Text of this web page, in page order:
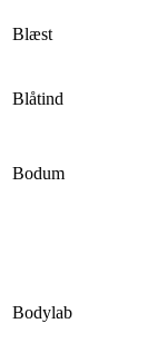
Blæst
Blåtind
Bodum
Bodylab